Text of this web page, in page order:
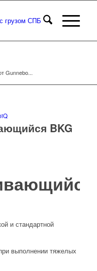
Gunnebo...
BKG
и стандартной
выполнении тяжелых